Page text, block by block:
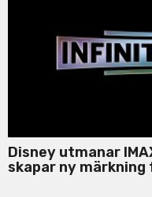
Disney utmanar
skapar ny